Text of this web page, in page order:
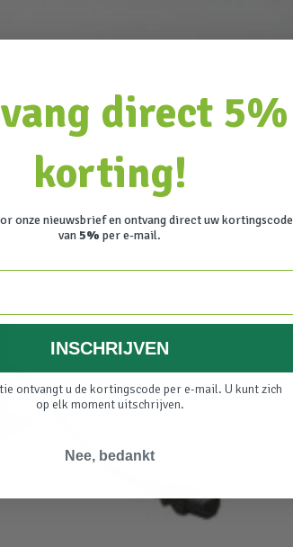
direct 5%
korting!
onze nieuwsbrief en ontvang direct uw kortingscode
van5% per e-mail.
INSCHRIJVEN
ontvangt u de kortingscode per e-mail. U kunt zich
op elk moment uitschrijven.
Nee, bedankt